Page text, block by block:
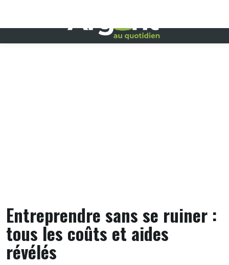
content
Entreprendre sans se ruiner :
tous les coûts et aides
révélés